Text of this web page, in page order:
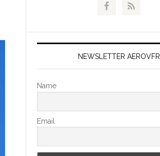
NEWSLETTER AEROVFR
Name
Email